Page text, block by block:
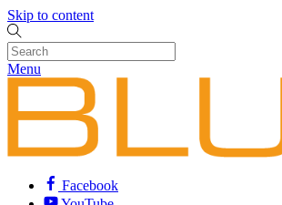
Skip to content
Menu
Facebook